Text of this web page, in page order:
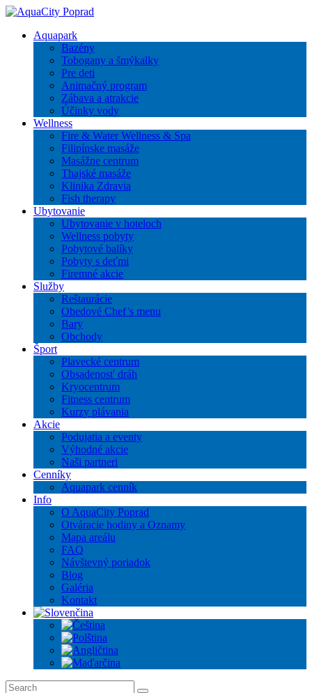
Aquapark
Bazény
Tobogany a šmýkalky
Pre deti
Animačný program
Zábava a atrakcie
Účinky vody
Wellness
Fire & Water Wellness & Spa
Filipínske masáže
Masážne centrum
Thajské masáže
Klinika Zdravia
Fish therapy
Ubytovanie
Ubytovanie v hoteloch
Wellness pobyty
Pobytové balíky
Pobyty s deťmi
Firemné akcie
Služby
Reštaurácie
Obedové Chef’s menu
Bary
Obchody
Šport
Plavecké centrum
Obsadenosť dráh
Kryocentrum
Fitness centrum
Kurzy plávania
Akcie
Podujatia a eventy
Výhodné akcie
Naši partneri
Cenníky
Aquapark cenník
Info
O AquaCity Poprad
Otváracie hodiny a Oznamy
Mapa areálu
FAQ
Návštevný poriadok
Blog
Galéria
Kontakt